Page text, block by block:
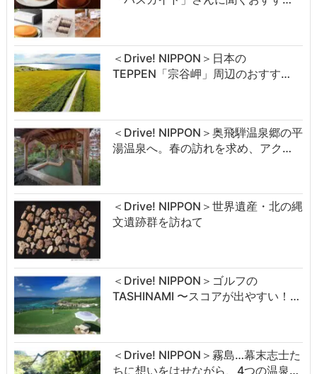
＜Drive! NIPPON＞日本の
TEPPEN「宗谷岬」周辺のおすす…
＜Drive! NIPPON＞奥飛騨温泉郷の平
湯温泉へ。春の訪れを求め、アク…
＜Drive! NIPPON＞世界遺産・北の縄
文遺跡群を訪ねて
＜Drive! NIPPON＞ゴルフの
TASHINAMI 〜スコアが出やすい！…
＜Drive! NIPPON＞霧島…幕末志士た
ちに想いをはせながら、4つの温泉…